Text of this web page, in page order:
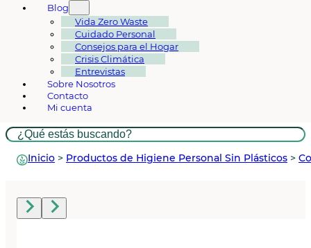
Blog
Vida Zero Waste
Cuidado Personal
Consejos para el Hogar
Crisis Climática
Entrevistas
Sobre Nosotros
Contacto
Mi cuenta
Buscar
Inicio > Productos de Higiene Personal Sin Plásticos >